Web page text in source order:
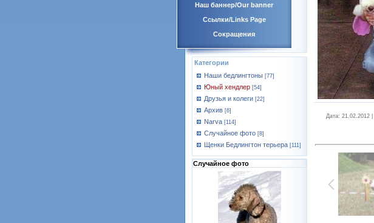
Наш баннер/Our banner
Ссылки/Links Page
Сокращения
Категории
Наши бедлингтоны [77]
Юный хендлер [54]
Друзья и колеги [22]
Архив [6]
Narva [114]
Случайное фото [8]
Щенки Бедлингтон терьера [111]
Случайное фото
Дата: 21.02.2012 |